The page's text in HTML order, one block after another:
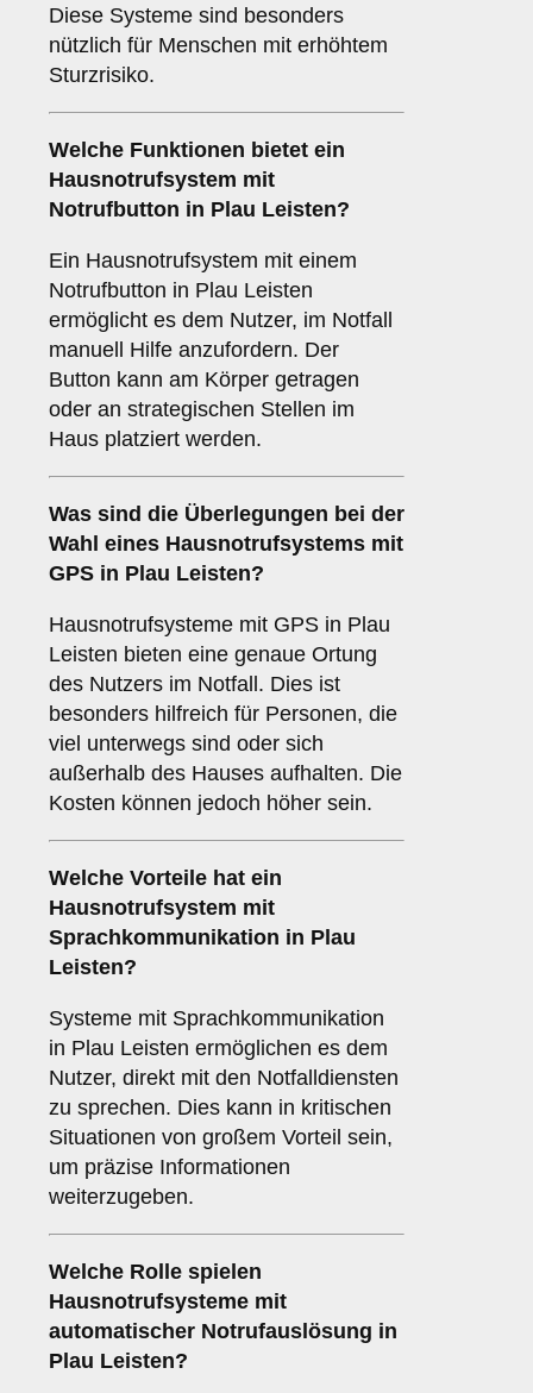
Diese Systeme sind besonders
nützlich für Menschen mit erhöhtem
Sturzrisiko.
Welche Funktionen bietet ein
Hausnotrufsystem mit
Notrufbutton in Plau Leisten?
Ein Hausnotrufsystem mit einem
Notrufbutton in Plau Leisten
ermöglicht es dem Nutzer, im Notfall
manuell Hilfe anzufordern. Der
Button kann am Körper getragen
oder an strategischen Stellen im
Haus platziert werden.
Was sind die Überlegungen bei der
Wahl eines Hausnotrufsystems mit
GPS in Plau Leisten?
Hausnotrufsysteme mit GPS in Plau
Leisten bieten eine genaue Ortung
des Nutzers im Notfall. Dies ist
besonders hilfreich für Personen, die
viel unterwegs sind oder sich
außerhalb des Hauses aufhalten. Die
Kosten können jedoch höher sein.
Welche Vorteile hat ein
Hausnotrufsystem mit
Sprachkommunikation in Plau
Leisten?
Systeme mit Sprachkommunikation
in Plau Leisten ermöglichen es dem
Nutzer, direkt mit den Notfalldiensten
zu sprechen. Dies kann in kritischen
Situationen von großem Vorteil sein,
um präzise Informationen
weiterzugeben.
Welche Rolle spielen
Hausnotrufsysteme mit
automatischer Notrufauslösung in
Plau Leisten?